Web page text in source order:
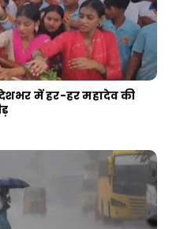
में हर-हर महादेव की